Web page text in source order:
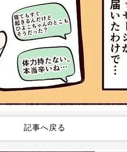
記事へ戻る